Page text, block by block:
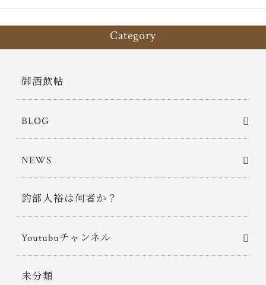
Category
御酒飲帖
BLOG
NEWS
釣部人裕は何者か？
Youtubuチャンネル
未分類